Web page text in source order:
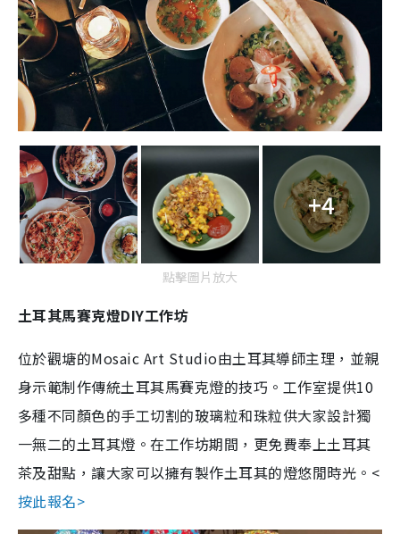
+4
點擊圖片放大
土耳其馬賽克燈DIY工作坊
位於觀塘的Mosaic Art Studio由土耳其導師主理，並親
身示範制作傳統土耳其馬賽克燈的技巧。工作室提供10
多種不同顏色的手工切割的玻璃粒和珠粒供大家設計獨
一無二的土耳其燈。在工作坊期間，更免費奉上土耳其
茶及甜點，讓大家可以擁有製作土耳其的燈悠閒時光。<
按此報名>